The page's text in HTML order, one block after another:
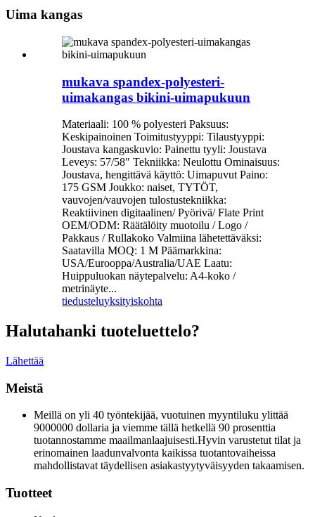
Uima kangas
mukava spandex-polyesteri-
uimakangas bikini-uimapukuun
Materiaali: 100 % polyesteri Paksuus:
Keskipainoinen Toimitustyyppi: Tilaustyyppi:
Joustava kangaskuvio: Painettu tyyli: Joustava
Leveys: 57/58″ Tekniikka: Neulottu Ominaisuus:
Joustava, hengittävä käyttö: Uimapuvut Paino:
175 GSM Joukko: naiset, TYTÖT,
vauvojen/vauvojen tulostustekniikka:
Reaktiivinen digitaalinen/ Pyörivä/ Flate Print
OEM/ODM: Räätälöity muotoilu / Logo /
Pakkaus / Rullakoko Valmiina lähetettäväksi:
Saatavilla MOQ: 1 M Päämarkkina:
USA/Eurooppa/Australia/UAE Laatu:
Huippuluokan näytepalvelu: A4-koko /
metrinäyte...
tiedusteluyksityiskohta
Halutahanki tuoteluettelo?
Lähettää
Meistä
Meillä on yli 40 työntekijää, vuotuinen myyntiluku ylittää
9000000 dollaria ja viemme tällä hetkellä 90 prosenttia
tuotannostamme maailmanlaajuisesti.Hyvin varustetut tilat ja
erinomainen laadunvalvonta kaikissa tuotantovaiheissa
mahdollistavat täydellisen asiakastyytyväisyyden takaamisen.
Tuotteet